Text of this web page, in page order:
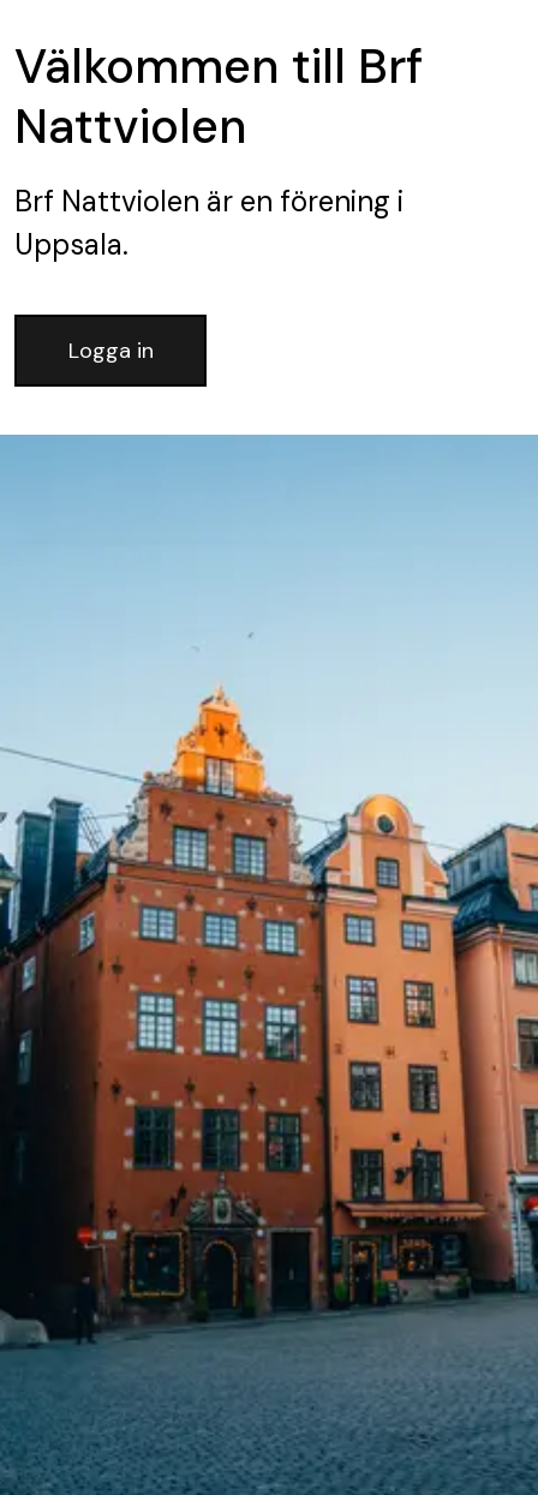
Välkommen till Brf
Nattviolen
Brf Nattviolen är en förening i
Uppsala.
Logga in